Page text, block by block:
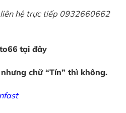
hệ trực tiếp 0932660662
tại đây
chữ “Tín” thì không.